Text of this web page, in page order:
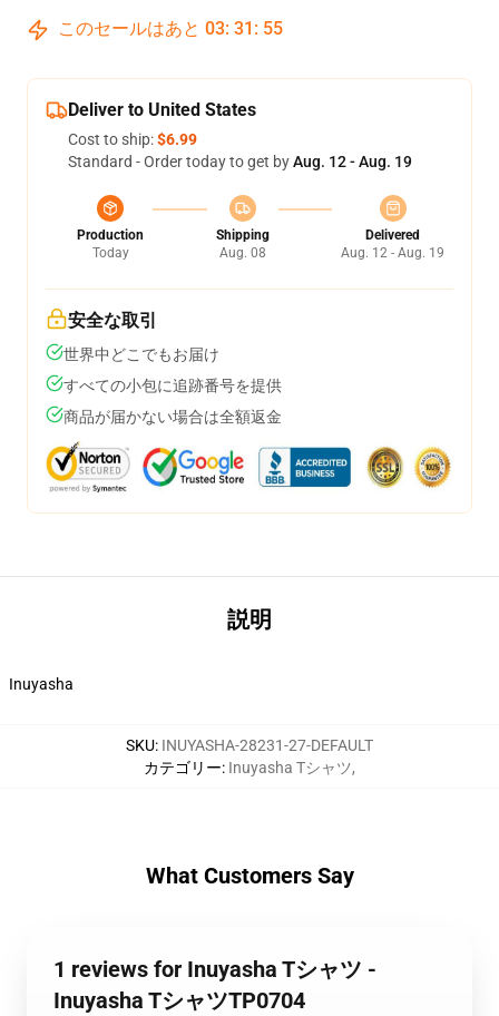
このセールはあと 03: 31 : 54
Deliver to United States
Cost to ship:$6.99
Standard - Order today to get byAug. 12 - Aug. 19
Production
Today
Shipping
Aug. 08
Delivered
Aug. 12 - Aug. 19
安全な取引
世界中どこでもお届け
すべての小包に追跡番号を提供
商品が届かない場合は全額返金
説明
Inuyasha
SKU: INUYASHA-28231-27-DEFAULT
カテゴリー: Inuyasha Tシャツ,
What Customers Say
1 reviews for Inuyasha Tシャツ -
Inuyasha TシャツTP0704